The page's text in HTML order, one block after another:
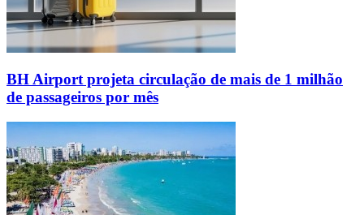
BH Airport projeta circulação de mais de 1 milhão
de passageiros por mês